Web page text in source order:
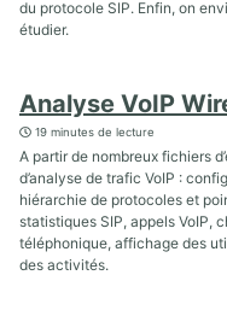
du protocole SIP. Enfin, on
étudier.
Analyse VoIP
19 minutes de lecture
A partir de nombreux fichiers
d’analyse de trafic VoIP :
hiérarchie de protocoles et
statistiques SIP, appels VoIP,
téléphonique, affichage des
des activités.